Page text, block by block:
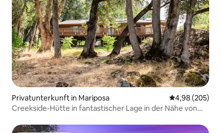
Privatunterkunft in Mariposa
4,98 (205)
Creekside-Hütte in fantastischer Lage in der Nähe von